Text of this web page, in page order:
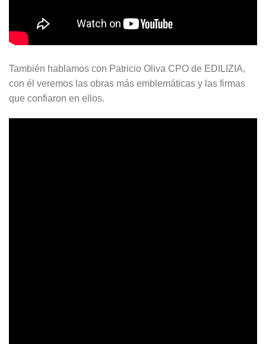
También hablamos con Patricio Oliva CPO de EDILIZIA,
con él veremos las obras más emblemáticas y las firmas
que confiaron en ellos.